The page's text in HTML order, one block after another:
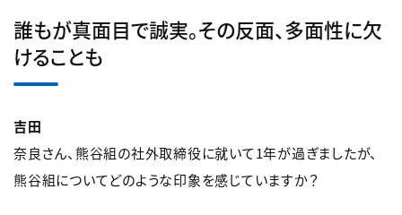
誰もが真面目で誠実。その反面、多面性に欠
けることも
吉田
奈良さん、熊谷組の社外取締役に就いて1年が過ぎましたが、
熊谷組についてどのような印象を感じていますか？